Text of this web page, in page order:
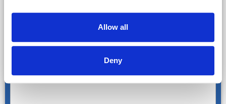
Allow all
Deny
Mietwagen
Handicaps der Teilnehmer
Weitere Anmerkungen, Besonderheiten oder Wünsche